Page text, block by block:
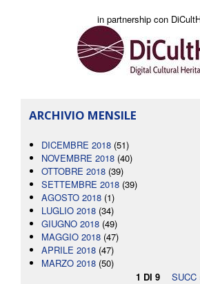
in partnership con
ARCHIVIO MENSILE
DICEMBRE 2018 (51)
NOVEMBRE 2018 (40)
OTTOBRE 2018 (39)
SETTEMBRE 2018 (39)
AGOSTO 2018 (1)
LUGLIO 2018 (34)
GIUGNO 2018 (49)
MAGGIO 2018 (47)
APRILE 2018 (47)
MARZO 2018 (50)
1 DI 9
SUCC